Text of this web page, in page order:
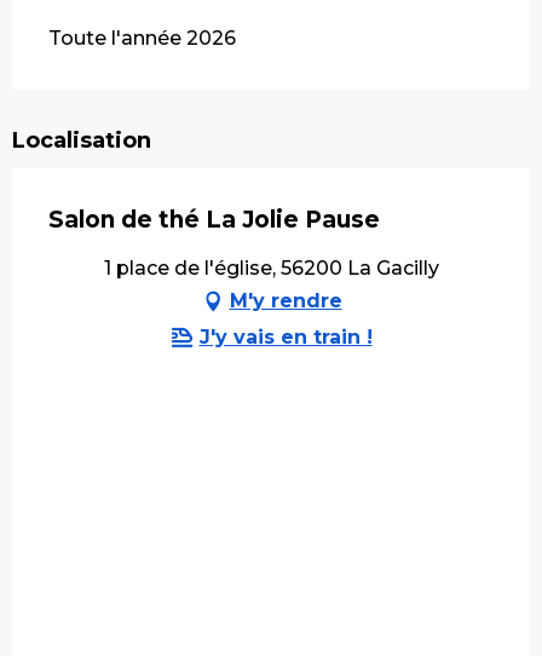
Toute l'année 2026
Localisation
Salon de thé La Jolie Pause
1 place de l'église, 56200 La Gacilly
M'y rendre
J'y vais en train !